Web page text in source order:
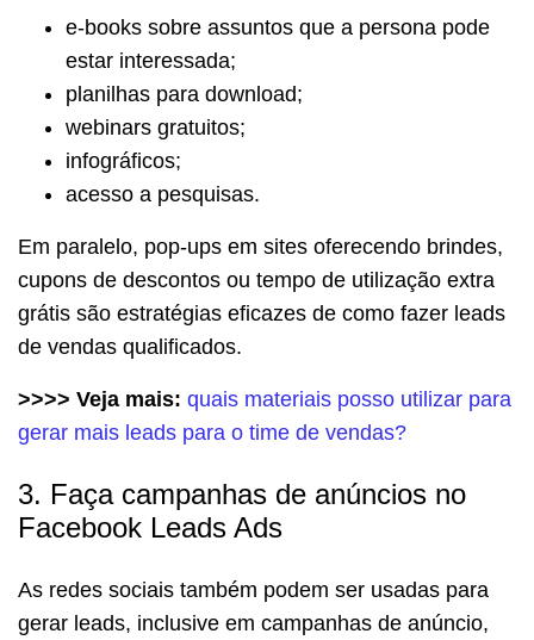
e-books sobre assuntos que a persona pode
estar interessada;
planilhas para download;
webinars gratuitos;
infográficos;
acesso a pesquisas.
Em paralelo, pop-ups em sites oferecendo brindes,
cupons de descontos ou tempo de utilização extra
grátis são estratégias eficazes de como fazer leads
de vendas qualificados.
>>>> Veja mais: quais materiais posso utilizar para
gerar mais leads para o time de vendas?
3. Faça campanhas de anúncios no
Facebook Leads Ads
As redes sociais também podem ser usadas para
gerar leads, inclusive em campanhas de anúncio,